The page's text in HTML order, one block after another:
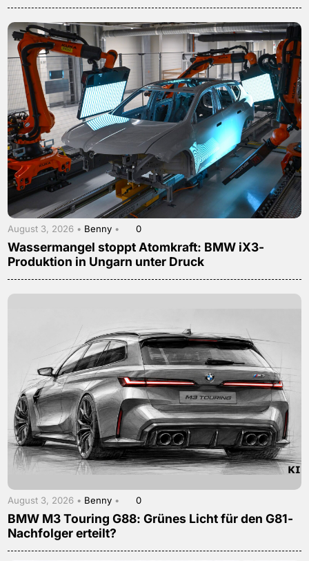
August 3, 2026 • Benny • 0
Wassermangel stoppt Atomkraft: BMW iX3-
Produktion in Ungarn unter Druck
August 3, 2026 • Benny • 0
BMW M3 Touring G88: Grünes Licht für den G81-
Nachfolger erteilt?